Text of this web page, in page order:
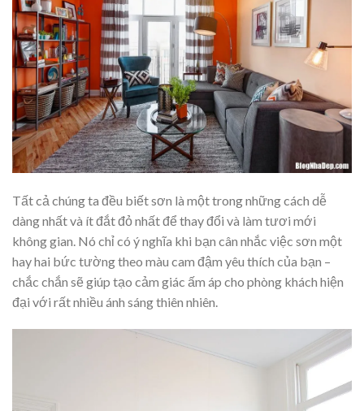
Tất cả chúng ta đều biết sơn là một trong những cách dễ
dàng nhất và ít đắt đỏ nhất để thay đổi và làm tươi mới
không gian. Nó chỉ có ý nghĩa khi bạn cân nhắc việc sơn một
hay hai bức tường theo màu cam đậm yêu thích của bạn –
chắc chắn sẽ giúp tạo cảm giác ấm áp cho phòng khách hiện
đại với rất nhiều ánh sáng thiên nhiên.